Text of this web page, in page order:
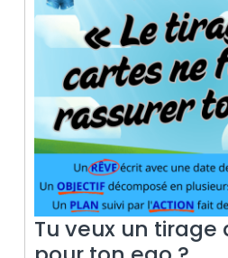
Tu veux un tirage